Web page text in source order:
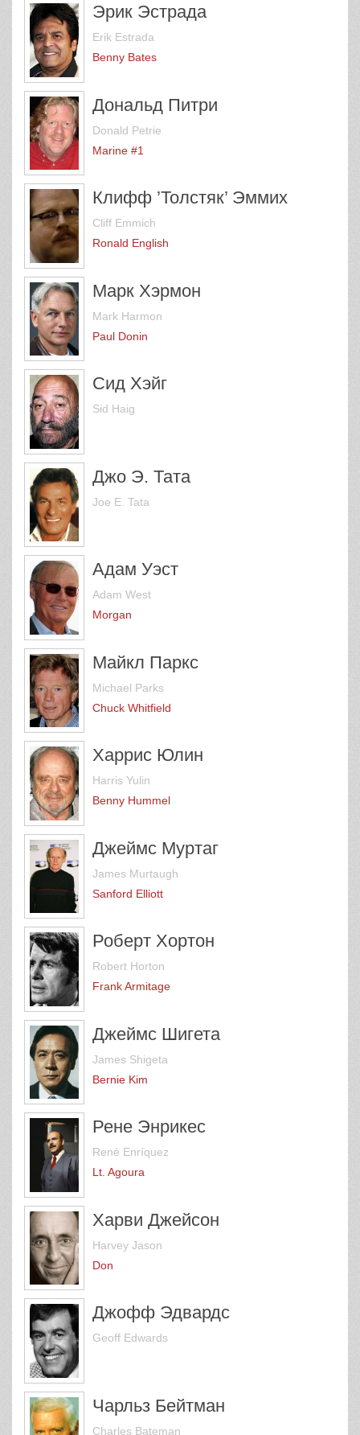
Эрик Эстрада
Erik Estrada
Benny Bates
Дональд Питри
Donald Petrie
Marine #1
Клифф ’Толстяк’ Эммих
Cliff Emmich
Ronald English
Марк Хэрмон
Mark Harmon
Paul Donin
Сид Хэйг
Sid Haig
Джо Э. Тата
Joe E. Tata
Адам Уэст
Adam West
Morgan
Майкл Паркс
Michael Parks
Chuck Whitfield
Харрис Юлин
Harris Yulin
Benny Hummel
Джеймс Муртаг
James Murtaugh
Sanford Elliott
Роберт Хортон
Robert Horton
Frank Armitage
Джеймс Шигета
James Shigeta
Bernie Kim
Рене Энрикес
René Enríquez
Lt. Agoura
Харви Джейсон
Harvey Jason
Don
Джофф Эдвардс
Geoff Edwards
Чарльз Бейтман
Charles Bateman